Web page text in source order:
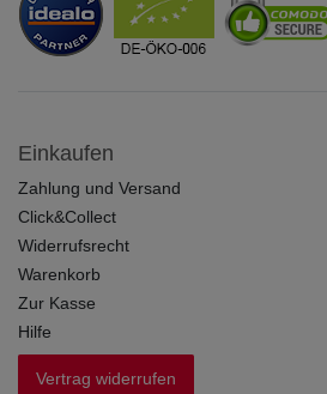
Einkaufen
Zahlung und Versand
Click&Collect
Widerrufsrecht
Warenkorb
Zur Kasse
Hilfe
Vertrag widerrufen